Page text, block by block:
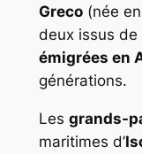
Greco(née en
deux issus de
émigrées en
générations.
Les grands-
maritimes d’